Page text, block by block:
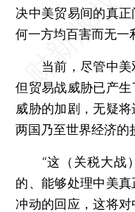
决中美贸易间的真
何一方均百害而无一
当前，尽管中美
但贸易战威胁已产
威胁的加剧，无疑
两国乃至世界经济的
“这（关税大战）
的、能够处理中美
冲动的回应，这将